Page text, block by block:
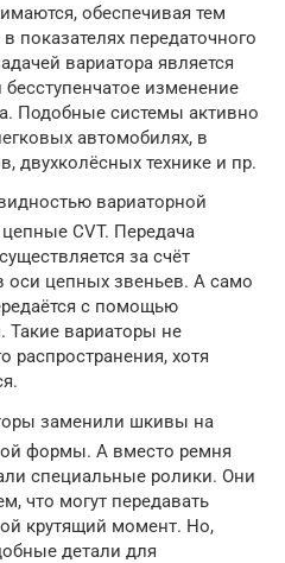
обеспечивая тем
показателях передаточного
вариатора является
изменение
Подобные системы активно
автомобилях, в
двухколёсных технике и пр.
вариаторной
CVT. Передача
за счёт
оси цепных звеньев. А само
с помощью
Такие вариаторы не
распространения, хотя
заменили шкивы на
формы. А вместо ремня
специальные ролики. Они
что могут передавать
крутящий момент. Но,
детали для